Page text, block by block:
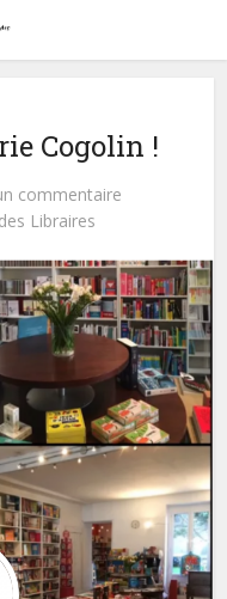
Cogolin !
commentaire
Libraires